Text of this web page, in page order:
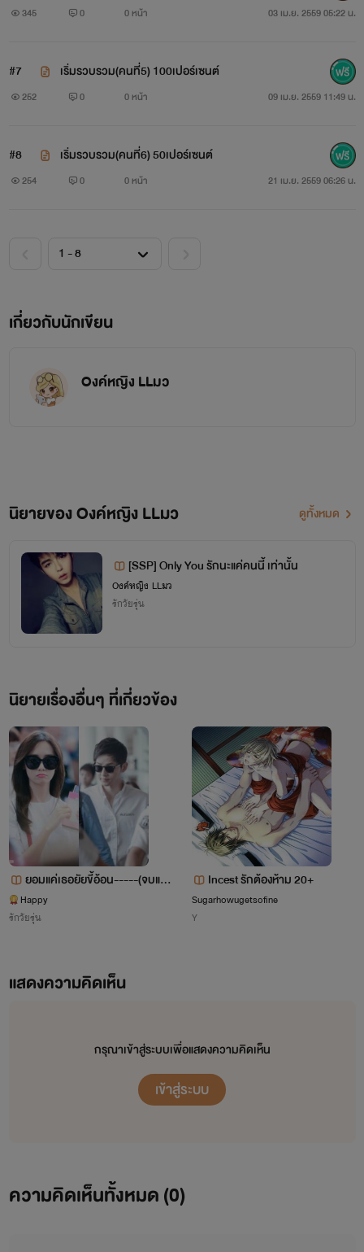
345 0 0 หน้า 03 เม.ย. 2559 05:22 น.
#7 เริ่มรวบรวม(คนที่5) 100เปอร์เซนต์
252 0 0 หน้า 09 เม.ย. 2559 11:49 น.
#8 เริ่มรวบรวม(คนที่6) 50เปอร์เซนต์
254 0 0 หน้า 21 เม.ย. 2559 06:26 น.
เกี่ยวกับนักเขียน
Oงค์หญิง LLมว
นิยายของ Oงค์หญิง LLมว ดูทั้งหมด
[SSP] Only You รักนะแค่คนนี้ เท่านั้น
Oงค์หญิง LLมว
รักวัยรุ่น
นิยายเรื่องอื่นๆ ที่เกี่ยวข้อง
ยอมแค่เธอยัยขี้อ้อน-----(จบแล้
ว)
Happy
รักวัยรุ่น
Incest รักต้องห้าม 20+
Sugarhowugetsofine
Y
แสดงความคิดเห็น
กรุณาเข้าสู่ระบบเพื่อแสดงความคิดเห็น
เข้าสู่ระบบ
ความคิดเห็นทั้งหมด (0)